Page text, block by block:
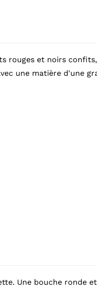
rouges et noirs
une matière d'une
Une bouche ronde